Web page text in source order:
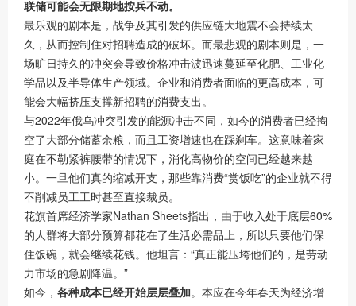
联储可能会无限期地按兵不动。
最乐观的剧本是，战争及其引发的供应链大地震不会持续太
久，从而控制住对招聘造成的破坏。而最悲观的剧本则是，一
场旷日持久的冲突会导致价格冲击波迅速蔓延至化肥、工业化
学品以及半导体生产领域。企业和消费者面临的更高成本，可
能会大幅挤压支撑新招聘的消费支出。
与2022年俄乌冲突引发的能源冲击不同，如今的消费者已经掏
空了大部分储蓄余粮，而且工资增速也在踩刹车。这意味着家
庭在不勒紧裤腰带的情况下，消化高物价的空间已经越来越
小。一旦他们真的缩减开支，那些靠消费“赏饭吃”的企业就不得
不削减员工工时甚至直接裁员。
花旗首席经济学家Nathan Sheets指出，由于收入处于底层60%
的人群将大部分预算都花在了生活必需品上，所以只要他们保
住饭碗，就会继续花钱。他坦言：“真正能压垮他们的，是劳动
力市场的急剧降温。”
如今， 各种成本已经开始层层叠加。本应在今年春天为经济增